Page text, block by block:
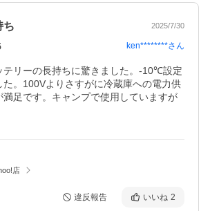
ち 2025/7/30
ken********さん
テリーの長持ちに驚きました。-10℃設定
た。100Vよりさすがに冷蔵庫への電力供
満足です。キャンプで使用していますが
店
違反報告 いいね 2